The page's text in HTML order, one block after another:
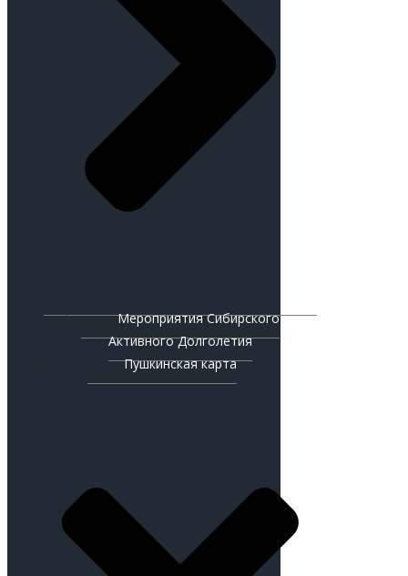
Мероприятия Сибирского
Активного Долголетия
Пушкинская карта